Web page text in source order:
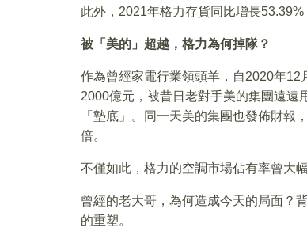
此外，2021年格力存貨同比增長
被「美的」超越，格力為何掉隊？
作為曾經家電行業領頭羊，自2020年
2000億元，被昔日老對手美的集團遠遠
「墊底」。同一天美的集團也發佈財
倍。
不僅如此，格力的空調市場佔有率曾大
曾經的老大哥，為何造成今天的局面？
的重塑。